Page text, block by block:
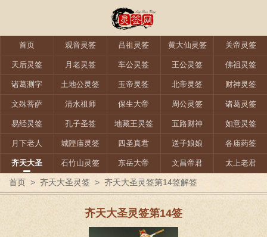
首页 观音灵签 吕祖灵签 黄大仙灵签 关帝灵签
天后灵签 月老灵签 车公灵签 王公灵签 佛祖灵签
诸葛测字 土地公灵签 玉帝灵签 北帝灵签 财神灵签
文殊菩萨 清水祖师 保生大帝 周公灵签 诸葛灵签
易经灵签 孔子圣签 地藏王灵签 五路财神 如意灵签
月下老人 城隍庙灵签 四圣真君 送子娘娘 各庙药签
齐天大圣 石竹山灵签 东岳大帝 文昌帝君 太上老君
首页 > 齐天大圣灵签 > 齐天大圣灵签第14签解签
齐天大圣灵签第14签